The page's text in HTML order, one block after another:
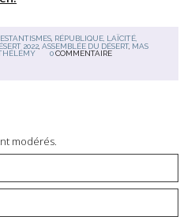
, RÉPUBLIQUE, LAÏCITÉ,
2022 ,ASSEMBLÉE DU DÉSERT, MAS
0 COMMENTAIRE
modérés.